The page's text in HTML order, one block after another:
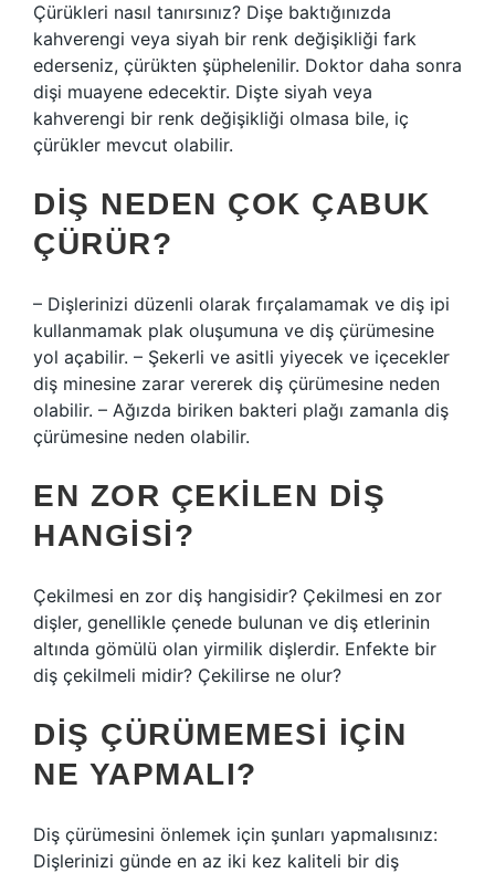
Çürükleri nasıl tanırsınız? Dişe baktığınızda
kahverengi veya siyah bir renk değişikliği fark
ederseniz, çürükten şüphelenilir. Doktor daha sonra
dişi muayene edecektir. Dişte siyah veya
kahverengi bir renk değişikliği olmasa bile, iç
çürükler mevcut olabilir.
DIŞ NEDEN ÇOK ÇABUK
ÇÜRÜR?
– Dişlerinizi düzenli olarak fırçalamamak ve diş ipi
kullanmamak plak oluşumuna ve diş çürümesine
yol açabilir. – Şekerli ve asitli yiyecek ve içecekler
diş minesine zarar vererek diş çürümesine neden
olabilir. – Ağızda biriken bakteri plağı zamanla diş
çürümesine neden olabilir.
EN ZOR ÇEKILEN DIŞ
HANGISI?
Çekilmesi en zor diş hangisidir? Çekilmesi en zor
dişler, genellikle çenede bulunan ve diş etlerinin
altında gömülü olan yirmilik dişlerdir. Enfekte bir
diş çekilmeli midir? Çekilirse ne olur?
DIŞ ÇÜRÜMEMESI IÇIN
NE YAPMALI?
Diş çürümesini önlemek için şunları yapmalısınız:
Dişlerinizi günde en az iki kez kaliteli bir diş